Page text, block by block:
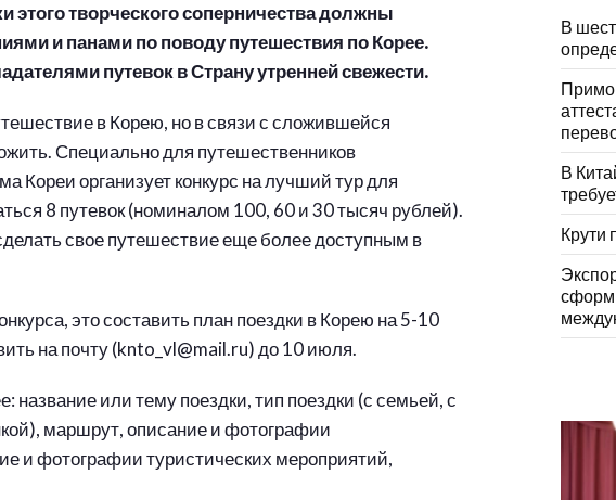
этого творческого соперничества должны
и панами по поводу путешествия по Корее.
путевок в Страну утренней свежести.
в Корею, но в связи с сложившейся
Специально для путешественников
Кореи организует конкурс на лучший тур для
8 путевок (номиналом 100, 60 и 30 тысяч рублей).
свое путешествие еще более доступным в
это составить план поездки в Корею на 5-10
на почту (knto_vl@mail.ru) до 10 июля.
или тему поездки, тип поездки (с семьей, с
маршрут, описание и фотографии
и фотографии туристических мероприятий,
В
В
Крути